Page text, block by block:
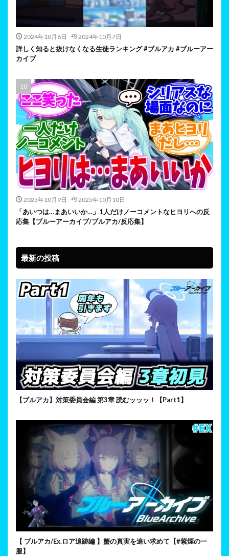
2024年10月6日 2024年10月7日
詳しく知ると抜けなくなる生徒ランキング #ブルアカ #ブルーアー
カイブ
2025年10月9日 2025年10月10日
「あいつは…まあいいか…」1人だけノーコメントなヒヨリへの反
応集【ブルーアーカイブ/ブルアカ/反応集】
最新の投稿
【ブルアカ】対策委員会編 第3章 読むッッッ！【Part1】
【 ブルアカ/Ex.ロア追跡編 】蟹の真実を追い求めて【#紫煙の一
服】